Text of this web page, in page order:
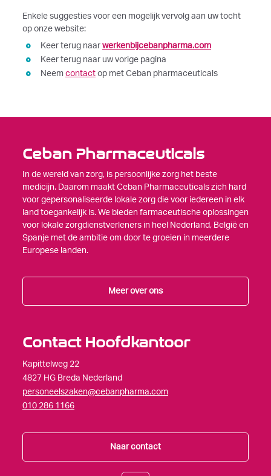
Enkele suggesties voor een mogelijk vervolg aan uw tocht
op onze website:
Keer terug naar werkenbijcebanpharma.com
Keer terug naar uw vorige pagina
Neem contact op met Ceban pharmaceuticals
Ceban Pharmaceuticals
In de wereld van zorg, is persoonlijke zorg het beste
medicijn. Daarom maakt Ceban Pharmaceuticals zich hard
voor gepersonaliseerde lokale zorg die voor iedereen in elk
land toegankelijk is. We bieden farmaceutische oplossingen
voor lokale zorgdienstverleners in heel Nederland, België en
Spanje met de ambitie om door te groeien in meerdere
Europese landen.
Meer over ons
Contact Hoofdkantoor
Kapittelweg 22
4827 HG Breda Nederland
personeelszaken@cebanpharma.com
010 286 1166
Naar contact